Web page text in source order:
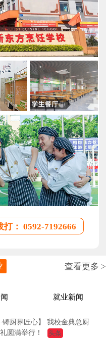
打： 0592-7192666
查看更多 >
就业新闻
·铸厨界匠心】 我校金典总厨
圆满举行！
头条